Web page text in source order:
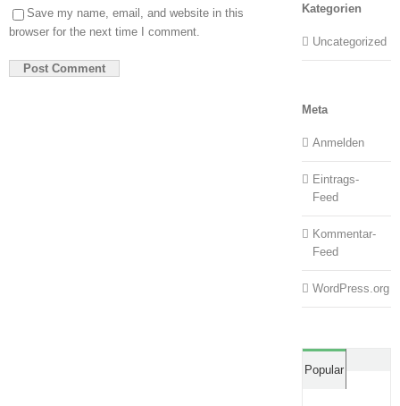
Save my name, email, and website in this
browser for the next time I comment.
Kategorien
Uncategorized
Meta
Anmelden
Eintrags-
Feed
Kommentar-
Feed
WordPress.org
Popular